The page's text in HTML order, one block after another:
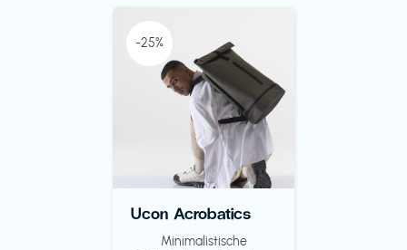
-25%
Ucon Acrobatics
Minimalistische